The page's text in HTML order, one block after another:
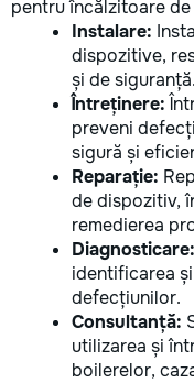
pentru încălzitoare
Instalare:
dispozitive,
și de siguranță.
Întreținere:
preveni
sigură și
Reparație:
de dispozitiv,
remedierea
Diagnosticare:
identificarea
defecțiunilor.
Consultanță:
utilizarea și
boilerelor,